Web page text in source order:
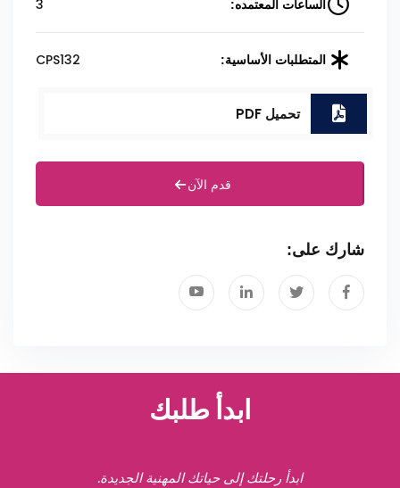
الساعات المعتمده: 3
المتطلبات الأساسية: CPS132
تحميل PDF
قدم الآن
شارك على:
ابدأ طلبك
ابدأ رحلتك إلى حياتك المهنية الجديدة.